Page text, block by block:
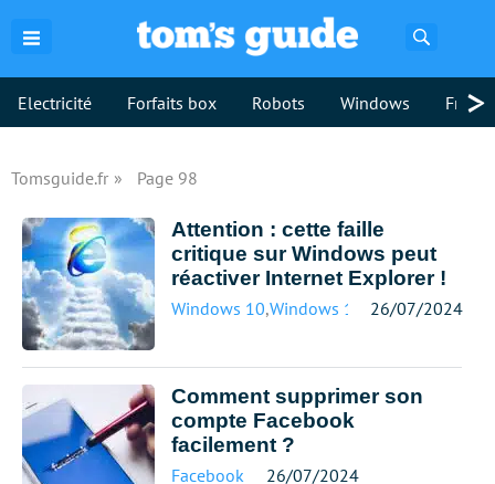
Electricité Forfaits box Robots Windows >
Tomsguide.fr Page 98
Attention : cette faille
critique sur Windows peut
réactiver Internet Explorer !
Windows 10,Windows 11 26/07/2024
Comment supprimer son
compte Facebook
facilement ?
Facebook 26/07/2024